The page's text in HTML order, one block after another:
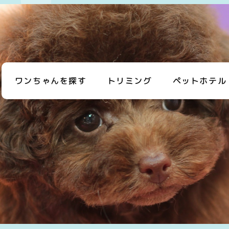
ワンちゃんを探す トリミング ペットホテル